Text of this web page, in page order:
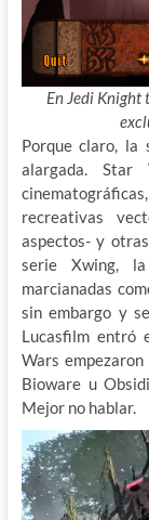
En Jedi Knight
Porque claro, la
alargada.
recreativas
aspectos- y
serie Xwing,
marcianadas
sin embargo y
Lucasfilm entró
Wars
Bioware u
Mejor no hablar.